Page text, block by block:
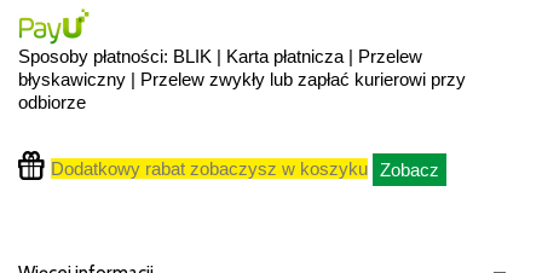
Sposoby płatności: BLIK | Karta płatnicza | Przelew
błyskawiczny | Przelew zwykły lub zapłać kurierowi przy
odbiorze
Dodatkowy rabat zobaczysz w koszyku Zobacz